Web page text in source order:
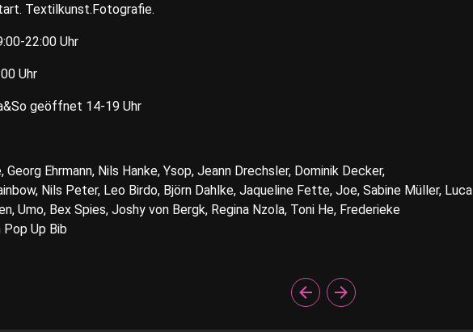
Textilkunst.Fotografie.
22:00 Uhr
Uhr
geöffnet 14-19 Uhr
Georg Ehrmann, Nils Hanke, Ysop, Jeann Drechsler, Dominik Decker,
Nils Peter, Leo Birdo, Björn Dahlke, Jaqueline Fette, Joe, Sabine Müller, Luca
Umo, Bex Spies, Joshy von Bergk, Regina Nzola, Toni He, Frederieke
Up Bib